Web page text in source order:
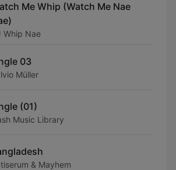
Me Whip (Watch Me Nae
Whip Nae
03
Müller
(01)
Music Library
& Mayhem